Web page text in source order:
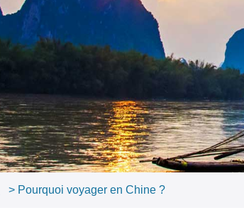
> Pourquoi voyager en Chine ?